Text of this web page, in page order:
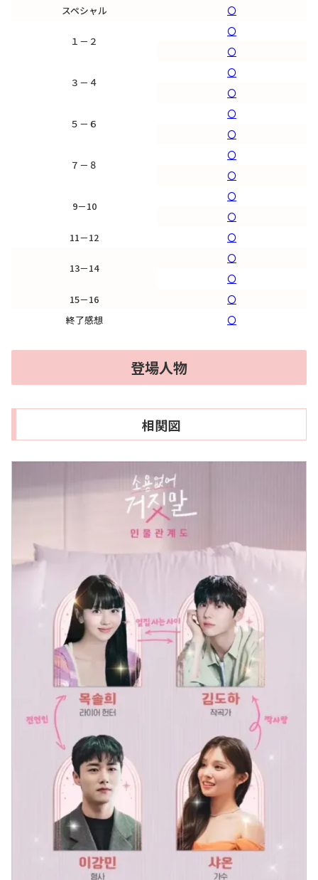
スペシャル 〇
１－２
〇
〇
３－４
〇
〇
５－６
〇
〇
７－８
〇
〇
9－10
〇
〇
11－12
〇
13－14
〇
〇
15－16
〇
終了感想
〇
登場人物
相関図